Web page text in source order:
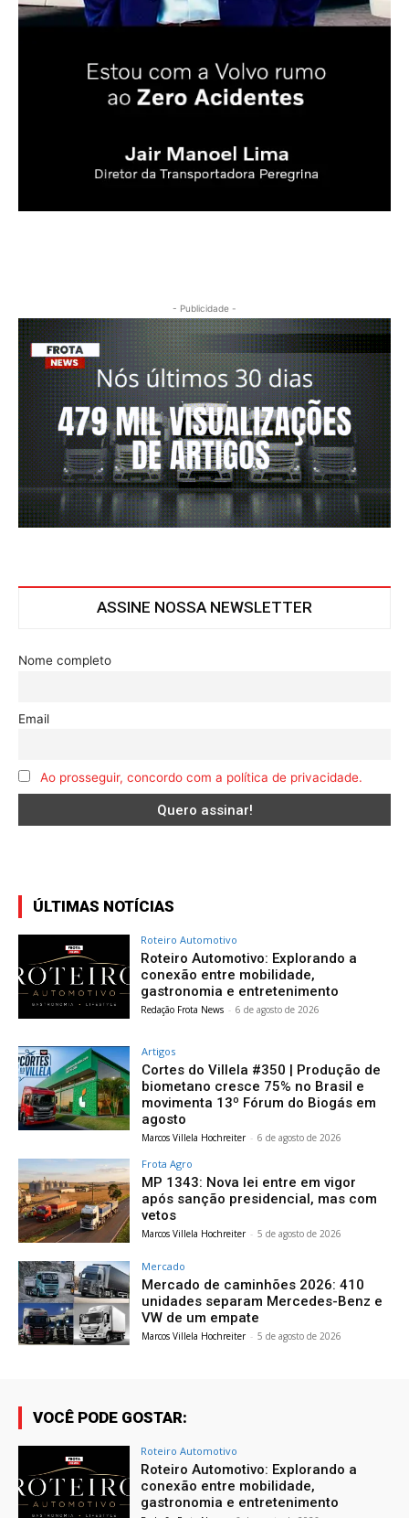
- Publicidade -
ASSINE NOSSA NEWSLETTER
Nome completo
Email
Ao prosseguir, concordo com a política de privacidade.
ÚLTIMAS NOTÍCIAS
Roteiro Automotivo
Roteiro Automotivo: Explorando a
conexão entre mobilidade,
gastronomia e entretenimento
Redação Frota News - 6 de agosto de 2026
Artigos
Cortes do Villela #350 | Produção de
biometano cresce 75% no Brasil e
movimenta 13º Fórum do Biogás em
agosto
Marcos Villela Hochreiter - 6 de agosto de 2026
Frota Agro
MP 1343: Nova lei entre em vigor
após sanção presidencial, mas com
vetos
Marcos Villela Hochreiter - 5 de agosto de 2026
Mercado
Mercado de caminhões 2026: 410
unidades separam Mercedes-Benz e
VW de um empate
Marcos Villela Hochreiter - 5 de agosto de 2026
VOCÊ PODE GOSTAR:
Roteiro Automotivo
Roteiro Automotivo: Explorando a
conexão entre mobilidade,
gastronomia e entretenimento